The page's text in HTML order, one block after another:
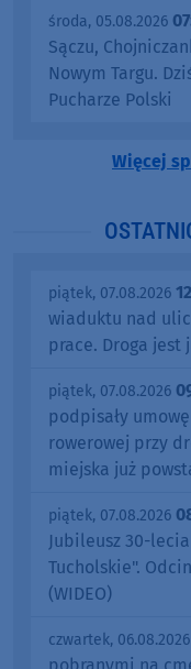
środa, 05.08.2026
Sączu,
Nowym Targu.
Pucharze Polski
Więcej
piątek, 07.08.2026
wiaduktu nad
prace. Droga jest
piątek, 07.08.2026
podpisały
rowerowej przy
miejska już
piątek, 07.08.2026
Jubileusz 30-
Tucholskie".
(WIDEO)
czwartek, 06.08.2026